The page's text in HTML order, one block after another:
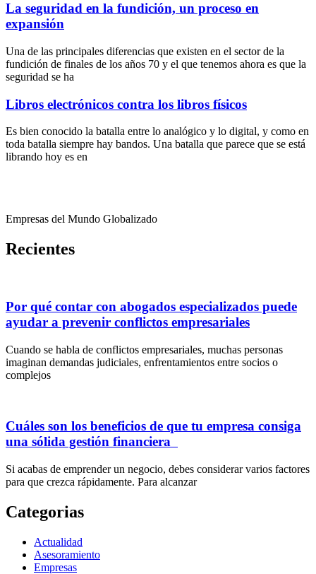
La seguridad en la fundición, un proceso en
expansión
Una de las principales diferencias que existen en el sector de la
fundición de finales de los años 70 y el que tenemos ahora es que la
seguridad se ha
Libros electrónicos contra los libros físicos
Es bien conocido la batalla entre lo analógico y lo digital, y como en
toda batalla siempre hay bandos. Una batalla que parece que se está
librando hoy es en
Empresas del Mundo Globalizado
Recientes
Por qué contar con abogados especializados puede
ayudar a prevenir conflictos empresariales
Cuando se habla de conflictos empresariales, muchas personas
imaginan demandas judiciales, enfrentamientos entre socios o
complejos
Cuáles son los beneficios de que tu empresa consiga
una sólida gestión financiera
Si acabas de emprender un negocio, debes considerar varios factores
para que crezca rápidamente. Para alcanzar
Categorias
Actualidad
Asesoramiento
Empresas